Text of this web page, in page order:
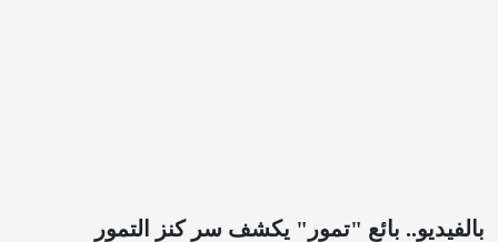
بالفيديو.. بائع "تمور" يكشف سر كنز التمور